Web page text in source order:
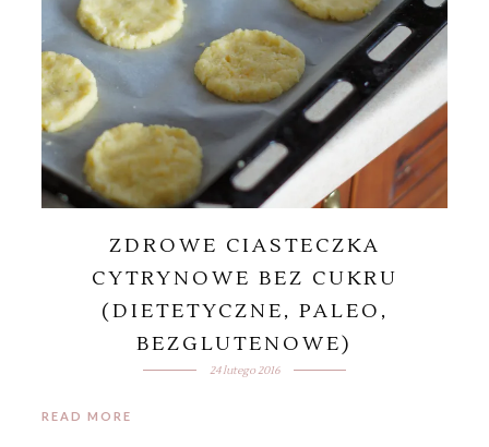
ZDROWE CIASTECZKA
CYTRYNOWE BEZ CUKRU
(DIETETYCZNE, PALEO,
BEZGLUTENOWE)
24 lutego 2016
READ MORE